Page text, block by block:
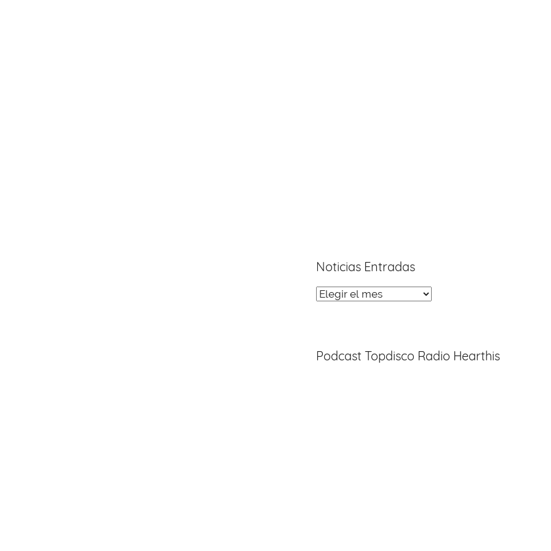
Noticias Entradas
Noticias
Podcast Topdisco Radio Hearthis